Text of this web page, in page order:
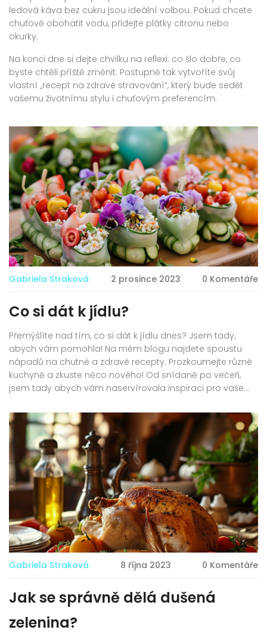
ledová káva bez cukru jsou ideální volbou. Pokud chcete
chuťově obohatit vodu, přidejte plátky citronu nebo
okurky.
Na konci dne si dejte chvilku na reflexi: co šlo dobře, co
byste chtěli příště změnit. Postupně tak vytvoříte svůj
vlastní „recept na zdravé stravování“, který bude sedět
vašemu životnímu stylu i chuťovým preferencím.
Gabriela Straková 2 prosince 2023 0 Komentáře
Co si dát k jídlu?
Přemýšlíte nad tím, co si dát k jídlu dnes? Jsem tady,
abych vám pomohla! Na mém blogu najdete spoustu
nápadů na chutné a zdravé recepty. Prozkoumejte různé
kuchyně a zkuste něco nového! Od snídaně po večeři,
jsem tady abych vám naservírovala inspiraci pro vaše
spolu!
Gabriela Straková 8 října 2023 0 Komentáře
Jak se správně dělá dušená
zelenina?